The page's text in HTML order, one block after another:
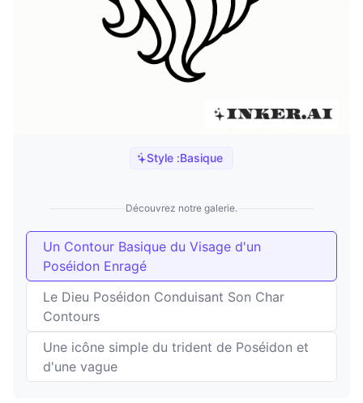
Style :Basique
Découvrez notre galerie.
Un Contour Basique du Visage d'un
Poséidon Enragé
Le Dieu Poséidon Conduisant Son Char
Contours
Une icône simple du trident de Poséidon et
d'une vague